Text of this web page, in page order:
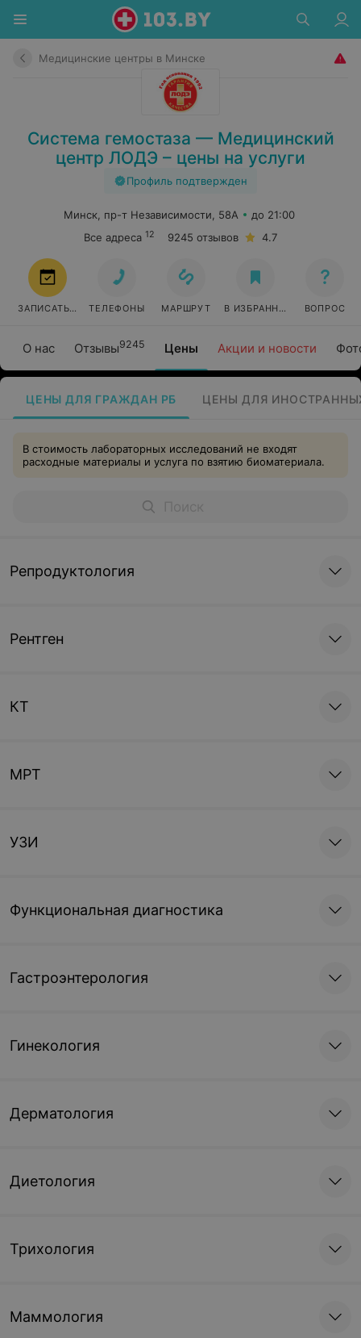
Медицинские центры в Минске
Система гемостаза — Медицинский
центр ЛОДЭ – цены на услуги
Профиль подтвержден
О нас Отзывы9245 Цены Акции и новости
Минск, пр-т Независимости, 58А
до 21:00
Все адреса 12 9245 отзывов 4.7
ЗАПИСАТЬСЯ ТЕЛЕФОНЫ МАРШРУТ В ИЗБРАННОЕ ВОПРОС
ЦЕНЫ ДЛЯ ГРАЖДАН РБ ЦЕНЫ ДЛЯ
В стоимость лабораторных исследований не входят
расходные материалы и услуга по взятию биоматериала.
Репродуктология
Рентген
КТ
МРТ
УЗИ
Функциональная диагностика
Гастроэнтерология
Гинекология
Дерматология
Диетология
Трихология
Маммология